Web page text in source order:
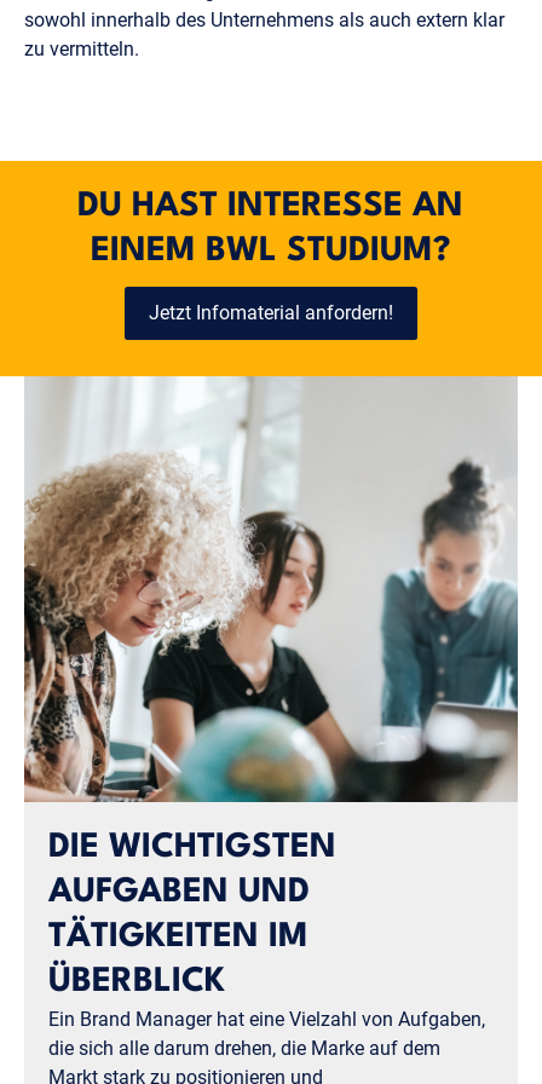
sowohl innerhalb des Unternehmens als auch extern klar
zu vermitteln.
DU HAST INTERESSE AN
EINEM BWL STUDIUM?
Jetzt Infomaterial anfordern!
DIE WICHTIGSTEN
AUFGABEN UND
TÄTIGKEITEN IM
ÜBERBLICK
Ein Brand Manager hat eine Vielzahl von Aufgaben,
die sich alle darum drehen, die Marke auf dem
Markt stark zu positionieren und